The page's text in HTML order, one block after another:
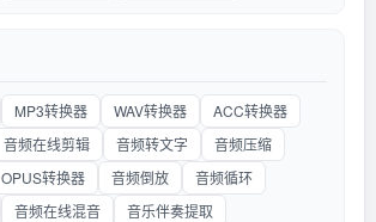
MP3转换器 WAV转换器
ACC转换器
音频在线剪辑 音频转文字
音频压缩
OPUS转换器 音频倒放
音频循环
音频在线混音
音乐伴奏提取